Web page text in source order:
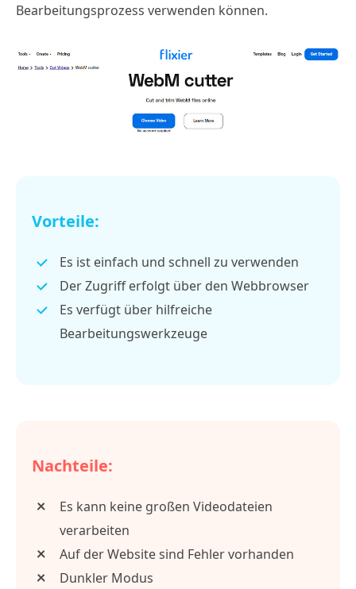
Bearbeitungsprozess verwenden können.
Vorteile:
Es ist einfach und schnell zu verwenden
Der Zugriff erfolgt über den Webbrowser
Es verfügt über hilfreiche
Bearbeitungswerkzeuge
Nachteile:
Es kann keine großen Videodateien
verarbeiten
Auf der Website sind Fehler vorhanden
Dunkler Modus